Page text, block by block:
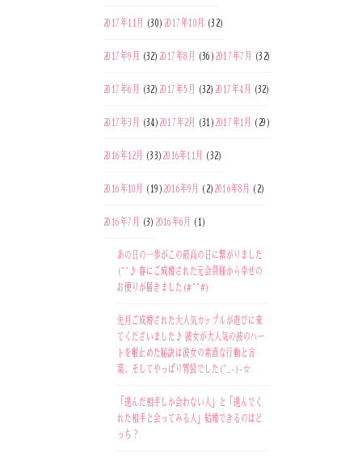
2017年11月 (30) 2017年10月 (32)
2017年9月 (32) 2017年8月 (36) 2017年7月 (32)
2017年6月 (32) 2017年5月 (32) 2017年4月 (32)
2017年3月 (34) 2017年2月 (31) 2017年1月 (29)
2016年12月 (33) 2016年11月 (32)
2016年10月 (19) 2016年9月 (2) 2016年8月 (2)
2016年7月 (3) 2016年6月 (1)
あの日の一歩がこの最高の日に繋がりました
(^^♪ 春にご成婚された元会員様から幸せの
お便りが届きました(#^^#)
先月ご成婚された大人気カップルが遊びに来
てくださいました♪ 彼女が大人気の彼のハー
トを射止めた秘訣は彼女の素直な行動と言
葉、そしてやっぱり胃袋でした(^_-)-☆
「選んだ相手しか会わない人」と「選んでく
れた相手と会ってみる人」結婚できるのはど
っち？